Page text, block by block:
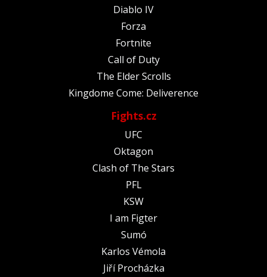
Diablo IV
Forza
Fortnite
Call of Duty
The Elder Scrolls
Kingdome Come: Deliverence
Fights.cz
UFC
Oktagon
Clash of The Stars
PFL
KSW
I am Figter
Sumó
Karlos Vémola
Jiří Procházka